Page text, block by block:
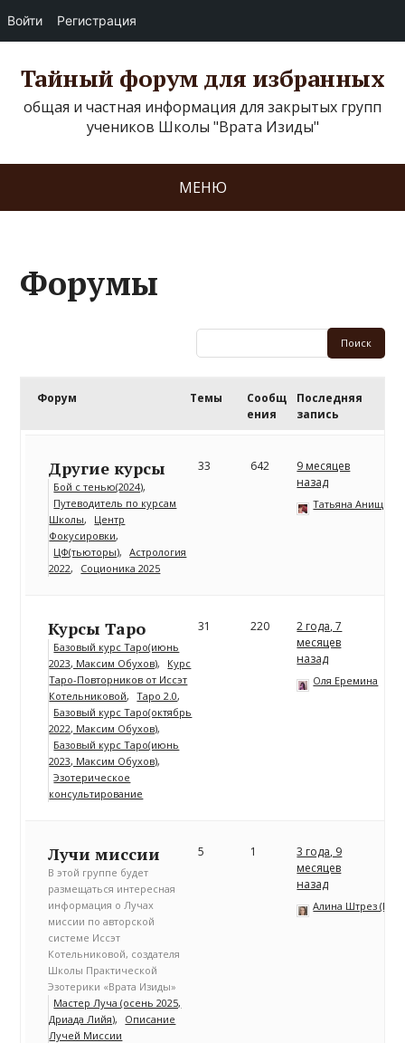
Войти Регистрация
Тайный форум для избранных
общая и частная информация для закрытых групп
учеников Школы "Врата Изиды"
МЕНЮ
Форумы
Форум Темы
Сообщ
ения
Последняя
запись
Другие курсы
Бой с тенью(2024)
Путеводитель по курсам
Школы
Центр
Фокусировки
ЦФ(тьюторы)
Астрология
2022
Соционика 2025
33 642
9 месяцев
назад
Татьяна
Курсы Таро
Базовый курс Таро(июнь
2023, Максим Обухов)
Курс
Таро-Повторников от Иссэт
Котельниковой
Таро 2.0
Базовый курс Таро(октябрь
2022, Максим Обухов)
Базовый курс Таро(июнь
2023, Максим Обухов)
Эзотерическое
консультирование
31 220
2 года, 7
месяцев
назад
Оля Еремина
Лучи миссии
В этой группе будет
размещаться интересная
информация о Лучах
миссии по авторской
системе Иссэт
Котельниковой, создателя
Школы Практической
Эзотерики «Врата Изиды»
Мастер Луча (осень 2025,
Дриада Лийя)
Описание
Лучей Миссии
5 1
3 года, 9
месяцев
назад
Алина Штрез